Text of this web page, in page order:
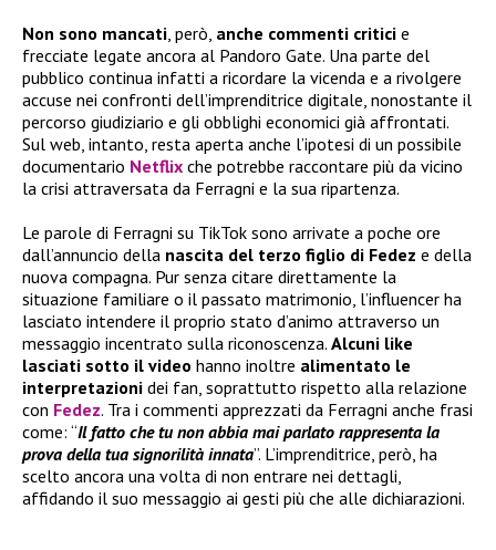
Non sono mancati , però, anche commenti critici e
frecciate legate ancora al Pandoro Gate. Una parte del
pubblico continua infatti a ricordare la vicenda e a rivolgere
accuse nei confronti dell’imprenditrice digitale, nonostante il
percorso giudiziario e gli obblighi economici già affrontati.
Sul web, intanto, resta aperta anche l’ipotesi di un possibile
documentario Netflix che potrebbe raccontare più da vicino
la crisi attraversata da Ferragni e la sua ripartenza.
Le parole di Ferragni su TikTok sono arrivate a poche ore
dall’annuncio della nascita del terzo figlio di Fedez e della
nuova compagna. Pur senza citare direttamente la
situazione familiare o il passato matrimonio, l’influencer ha
lasciato intendere il proprio stato d’animo attraverso un
messaggio incentrato sulla riconoscenza. Alcuni like
lasciati sotto il video hanno inoltre alimentato le
interpretazioni dei fan, soprattutto rispetto alla relazione
con Fedez. Tra i commenti apprezzati da Ferragni anche frasi
come: “Il fatto che tu non abbia mai parlato rappresenta la
prova della tua signorilità innata”. L’imprenditrice, però, ha
scelto ancora una volta di non entrare nei dettagli,
affidando il suo messaggio ai gesti più che alle dichiarazioni.